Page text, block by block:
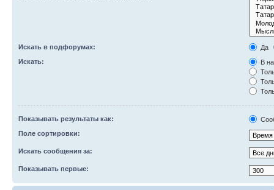
Искать в подфорумах:
Да
Искать:
В
Показывать результаты как:
Поле сортировки:
Искать сообщения за:
Показывать первые: